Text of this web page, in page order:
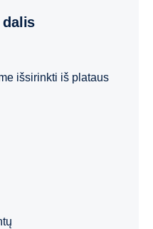
dalis
išsirinkti iš plataus